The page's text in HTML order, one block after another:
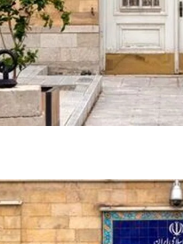
Tomcat چیست؟